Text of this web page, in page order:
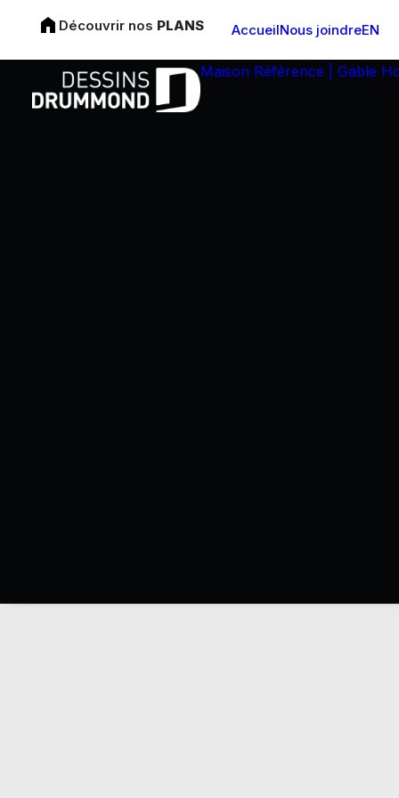
Découvrir nos PLANS AccueilNous joindreEN
Maison Référence | Gable